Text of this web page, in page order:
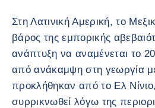
Στη Λατινική Αμερική, το
βάρος της εμπορικής
ανάπτυξη να αναμένεται το
από ανάκαμψη στη γεωργία
προκλήθηκαν από το Ελ
συρρικνωθεί λόγω της